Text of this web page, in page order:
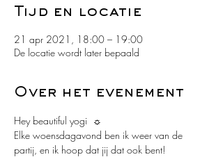
Tijd en locatie
21 apr 2021, 18:00 – 19:00
De locatie wordt later bepaald
Over het evenement
Hey beautiful yogi  ☼
Elke woensdagavond ben ik weer van de
partij, en ik hoop dat jij dat ook bent!